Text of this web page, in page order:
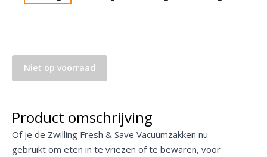
Niet op voorraad
Product omschrijving
Of je de Zwilling Fresh & Save Vacuümzakken nu
gebruikt om eten in te vriezen of te bewaren, voor